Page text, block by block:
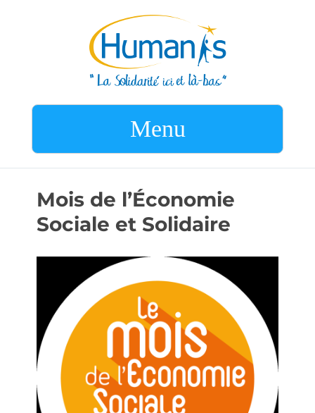
Menu
Mois de l’Économie
Sociale et Solidaire